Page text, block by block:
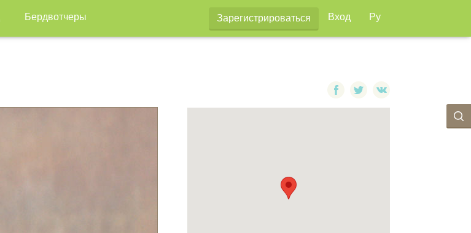
Бердвотчеры Зарегистрироваться Вход Ру